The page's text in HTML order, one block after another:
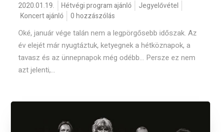
2020.01.19. Hétvégi program ajánló
Jegyelővétel
Koncert ajánló
0 hozzászólás
Oké, január vége talán nem a legpörgősebb időszak. Az
év elejét már nyugtáztuk, ketyegnek a hétköznapok, a
tavasz és az ünnepnapok még odébb... Persze ez nem
azt jelenti,...